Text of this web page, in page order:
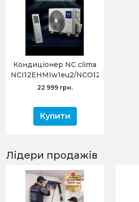
Кондиціонер NC clima
NCI12EHMIw1eu2/NCO12EHMIw1eu2
Manchester 2.0 (-20°C)
22 999 грн.
Купити
Лідери продажів